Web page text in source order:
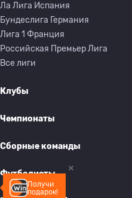
Получи
подарок!
Ла Лига Испания
Бундеслига Германия
Лига 1 Франция
Российская Премьер Лига
Все лиги
Клубы
Чемпионаты
Сборные команды
Футболисты